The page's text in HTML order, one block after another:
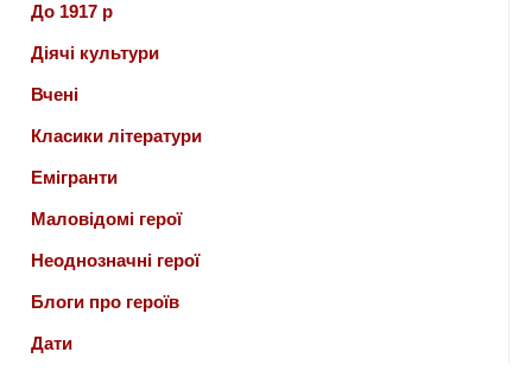
До 1917 р
Діячі культури
Вчені
Класики літератури
Емігранти
Маловідомі герої
Неоднозначні герої
Блоги про героїв
Дати